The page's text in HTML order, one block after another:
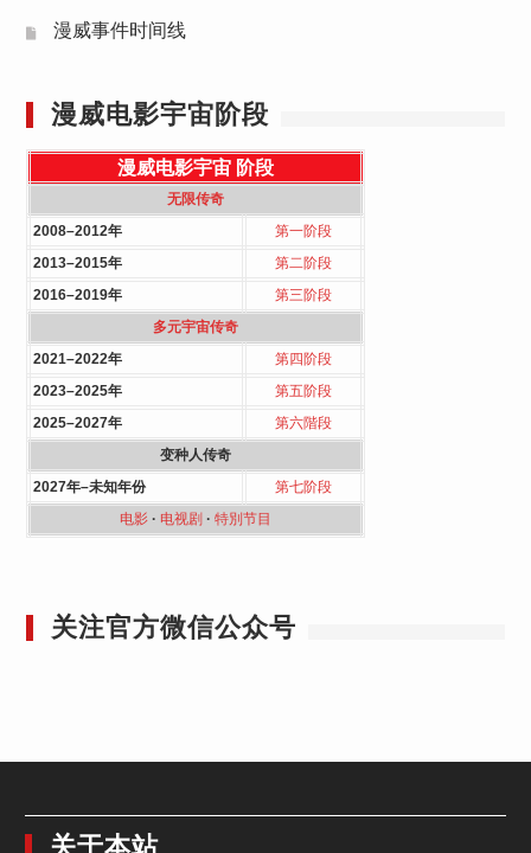
漫威事件时间线
漫威电影宇宙阶段
漫威电影宇宙 阶段
无限传奇
2008–2012年
第一阶段
2013–2015年
第二阶段
2016–2019年
第三阶段
多元宇宙传奇
2021–2022年
第四阶段
2023–2025年
第五阶段
2025–2027年
第六階段
变种人传奇
2027年–未知年份
第七阶段
电影· 电视剧 · 特別节目
关注官方微信公众号
关于本站